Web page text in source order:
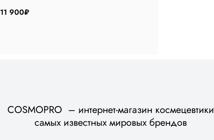
11 900₽
COSMOPRO – интернет-магазин космецевтики
самых известных мировых брендов